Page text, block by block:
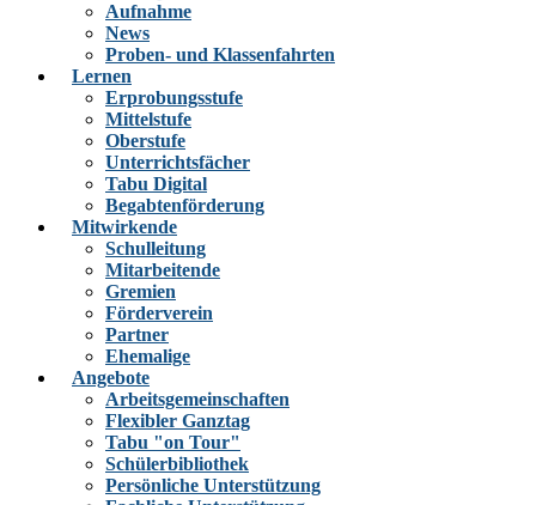
Aufnahme
News
Proben- und Klassenfahrten
Lernen
Erprobungsstufe
Mittelstufe
Oberstufe
Unterrichtsfächer
Tabu Digital
Begabtenförderung
Mitwirkende
Schulleitung
Mitarbeitende
Gremien
Förderverein
Partner
Ehemalige
Angebote
Arbeitsgemeinschaften
Flexibler Ganztag
Tabu "on Tour"
Schülerbibliothek
Persönliche Unterstützung